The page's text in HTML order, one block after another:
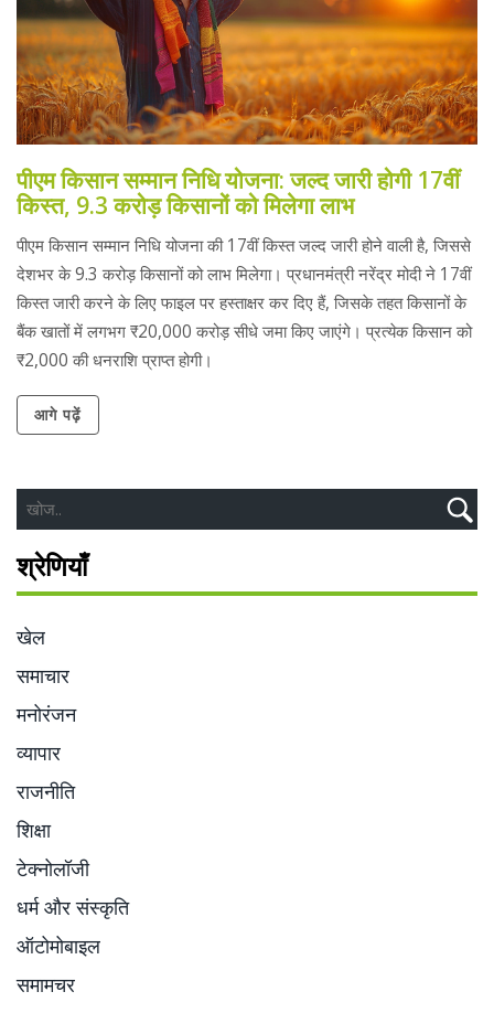
पीएम किसान सम्मान निधि योजना: जल्द जारी होगी 17वीं
किस्त, 9.3 करोड़ किसानों को मिलेगा लाभ
पीएम किसान सम्मान निधि योजना की 17वीं किस्त जल्द जारी होने वाली है, जिससे
देशभर के 9.3 करोड़ किसानों को लाभ मिलेगा। प्रधानमंत्री नरेंद्र मोदी ने 17वीं
किस्त जारी करने के लिए फाइल पर हस्ताक्षर कर दिए हैं, जिसके तहत किसानों के
बैंक खातों में लगभग ₹20,000 करोड़ सीधे जमा किए जाएंगे। प्रत्येक किसान को
₹2,000 की धनराशि प्राप्त होगी।
आगे पढ़ें
श्रेणियाँ
खेल
समाचार
मनोरंजन
व्यापार
राजनीति
शिक्षा
टेक्नोलॉजी
धर्म और संस्कृति
ऑटोमोबाइल
समामचर